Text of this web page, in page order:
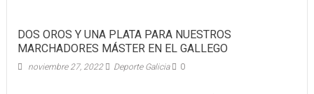
DOS OROS Y UNA PLATA PARA NUESTROS
MARCHADORES MÁSTER EN EL GALLEGO
noviembre 27, 2022 Deporte Galicia 0